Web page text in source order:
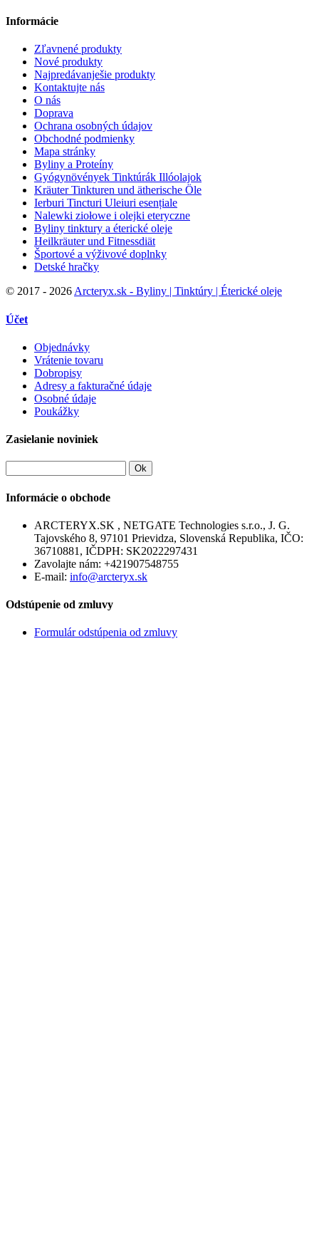
Informácie
Zľavnené produkty
Nové produkty
Najpredávanješie produkty
Kontaktujte nás
O nás
Doprava
Ochrana osobných údajov
Obchodné podmienky
Mapa stránky
Byliny a Proteíny
Gyógynövények Tinktúrák Illóolajok
Kräuter Tinkturen und ätherische Öle
Ierburi Tincturi Uleiuri esențiale
Nalewki ziołowe i olejki eteryczne
Byliny tinktury a éterické oleje
Heilkräuter und Fitnessdiät
Športové a výživové doplnky
Detské hračky
© 2017 - 2026 Arcteryx.sk - Byliny | Tinktúry | Éterické oleje
Účet
Objednávky
Vrátenie tovaru
Dobropisy
Adresy a fakturačné údaje
Osobné údaje
Poukážky
Zasielanie noviniek
Ok
Informácie o obchode
ARCTERYX.SK , NETGATE Technologies s.r.o., J. G.
Tajovského 8, 97101 Prievidza, Slovenská Republika, IČO:
36710881, IČDPH: SK2022297431
Zavolajte nám: +421907548755
E-mail: info@arcteryx.sk
Odstúpenie od zmluvy
Formulár odstúpenia od zmluvy